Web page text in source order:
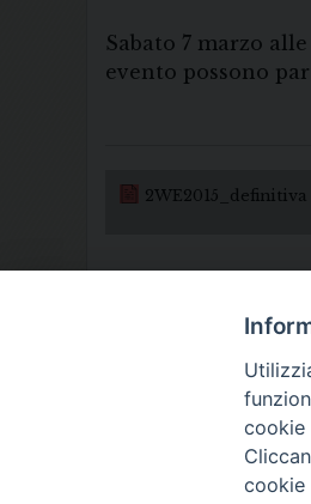
Sabato 7 marzo
evento possono
2WE2015_definitiva
cookie
cookie